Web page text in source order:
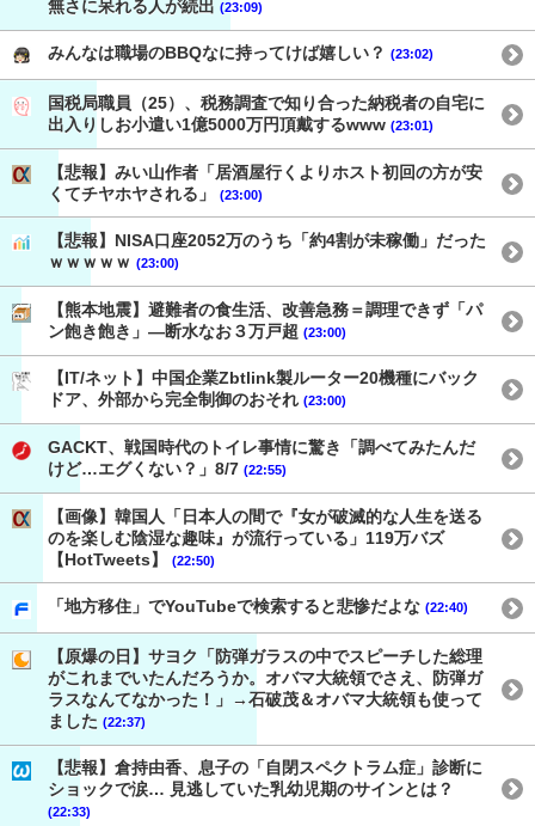
無さに呆れる人が続出 (23:09)
みんなは職場のBBQなに持ってけば嬉しい？ (23:02)
国税局職員（25）、税務調査で知り合った納税者の自宅に
出入りしお小遣い1億5000万円頂戴するwww (23:01)
【悲報】みい山作者「居酒屋行くよりホスト初回の方が安
くてチヤホヤされる」
(23:00)
【悲報】NISA口座2052万のうち「約4割が未稼働」だった
ｗｗｗｗｗ (23:00)
【熊本地震】避難者の食生活、改善急務＝調理できず「パ
ン飽き飽き」―断水なお３万戸超 (23:00)
【IT/ネット】中国企業Zbtlink製ルーター20機種にバック
ドア、外部から完全制御のおそれ (23:00)
GACKT、戦国時代のトイレ事情に驚き「調べてみたんだ
けど…エグくない？」8/7 (22:55)
【画像】韓国人「日本人の間で『女が破滅的な人生を送る
のを楽しむ陰湿な趣味』が流行っている」119万バズ
【HotTweets】
(22:50)
「地方移住」でYouTubeで検索すると悲惨だよな (22:40)
【原爆の日】サヨク「防弾ガラスの中でスピーチした総理
がこれまでいたんだろうか。オバマ大統領でさえ、防弾ガ
ラスなんてなかった！」→石破茂＆オバマ大統領も使って
ました (22:37)
【悲報】倉持由香、息子の「自閉スペクトラム症」診断に
ショックで涙… 見逃していた乳幼児期のサインとは？
(22:33)